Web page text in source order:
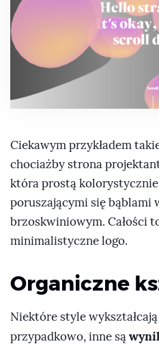
Ciekawym przykładem
chociażby strona
która prostą
poruszającymi się bąblami
brzoskwiniowym. Całości
minimalistyczne logo.
Organiczne
Niektóre style
przypadkowo, inne są